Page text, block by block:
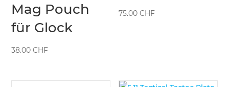
Mag Pouch
für Glock
38.00CHF
75.00CHF